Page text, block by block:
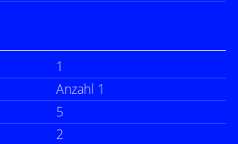
1
Anzahl 1
5
2